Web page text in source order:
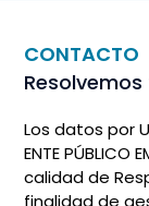
CONTACTO
Los datos por
ENTE PÚBLICO
calidad de
finalidad de